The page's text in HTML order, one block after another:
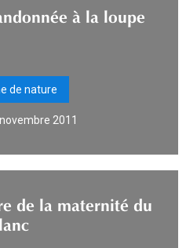
à la loupe
de nature
2011
de la maternité du